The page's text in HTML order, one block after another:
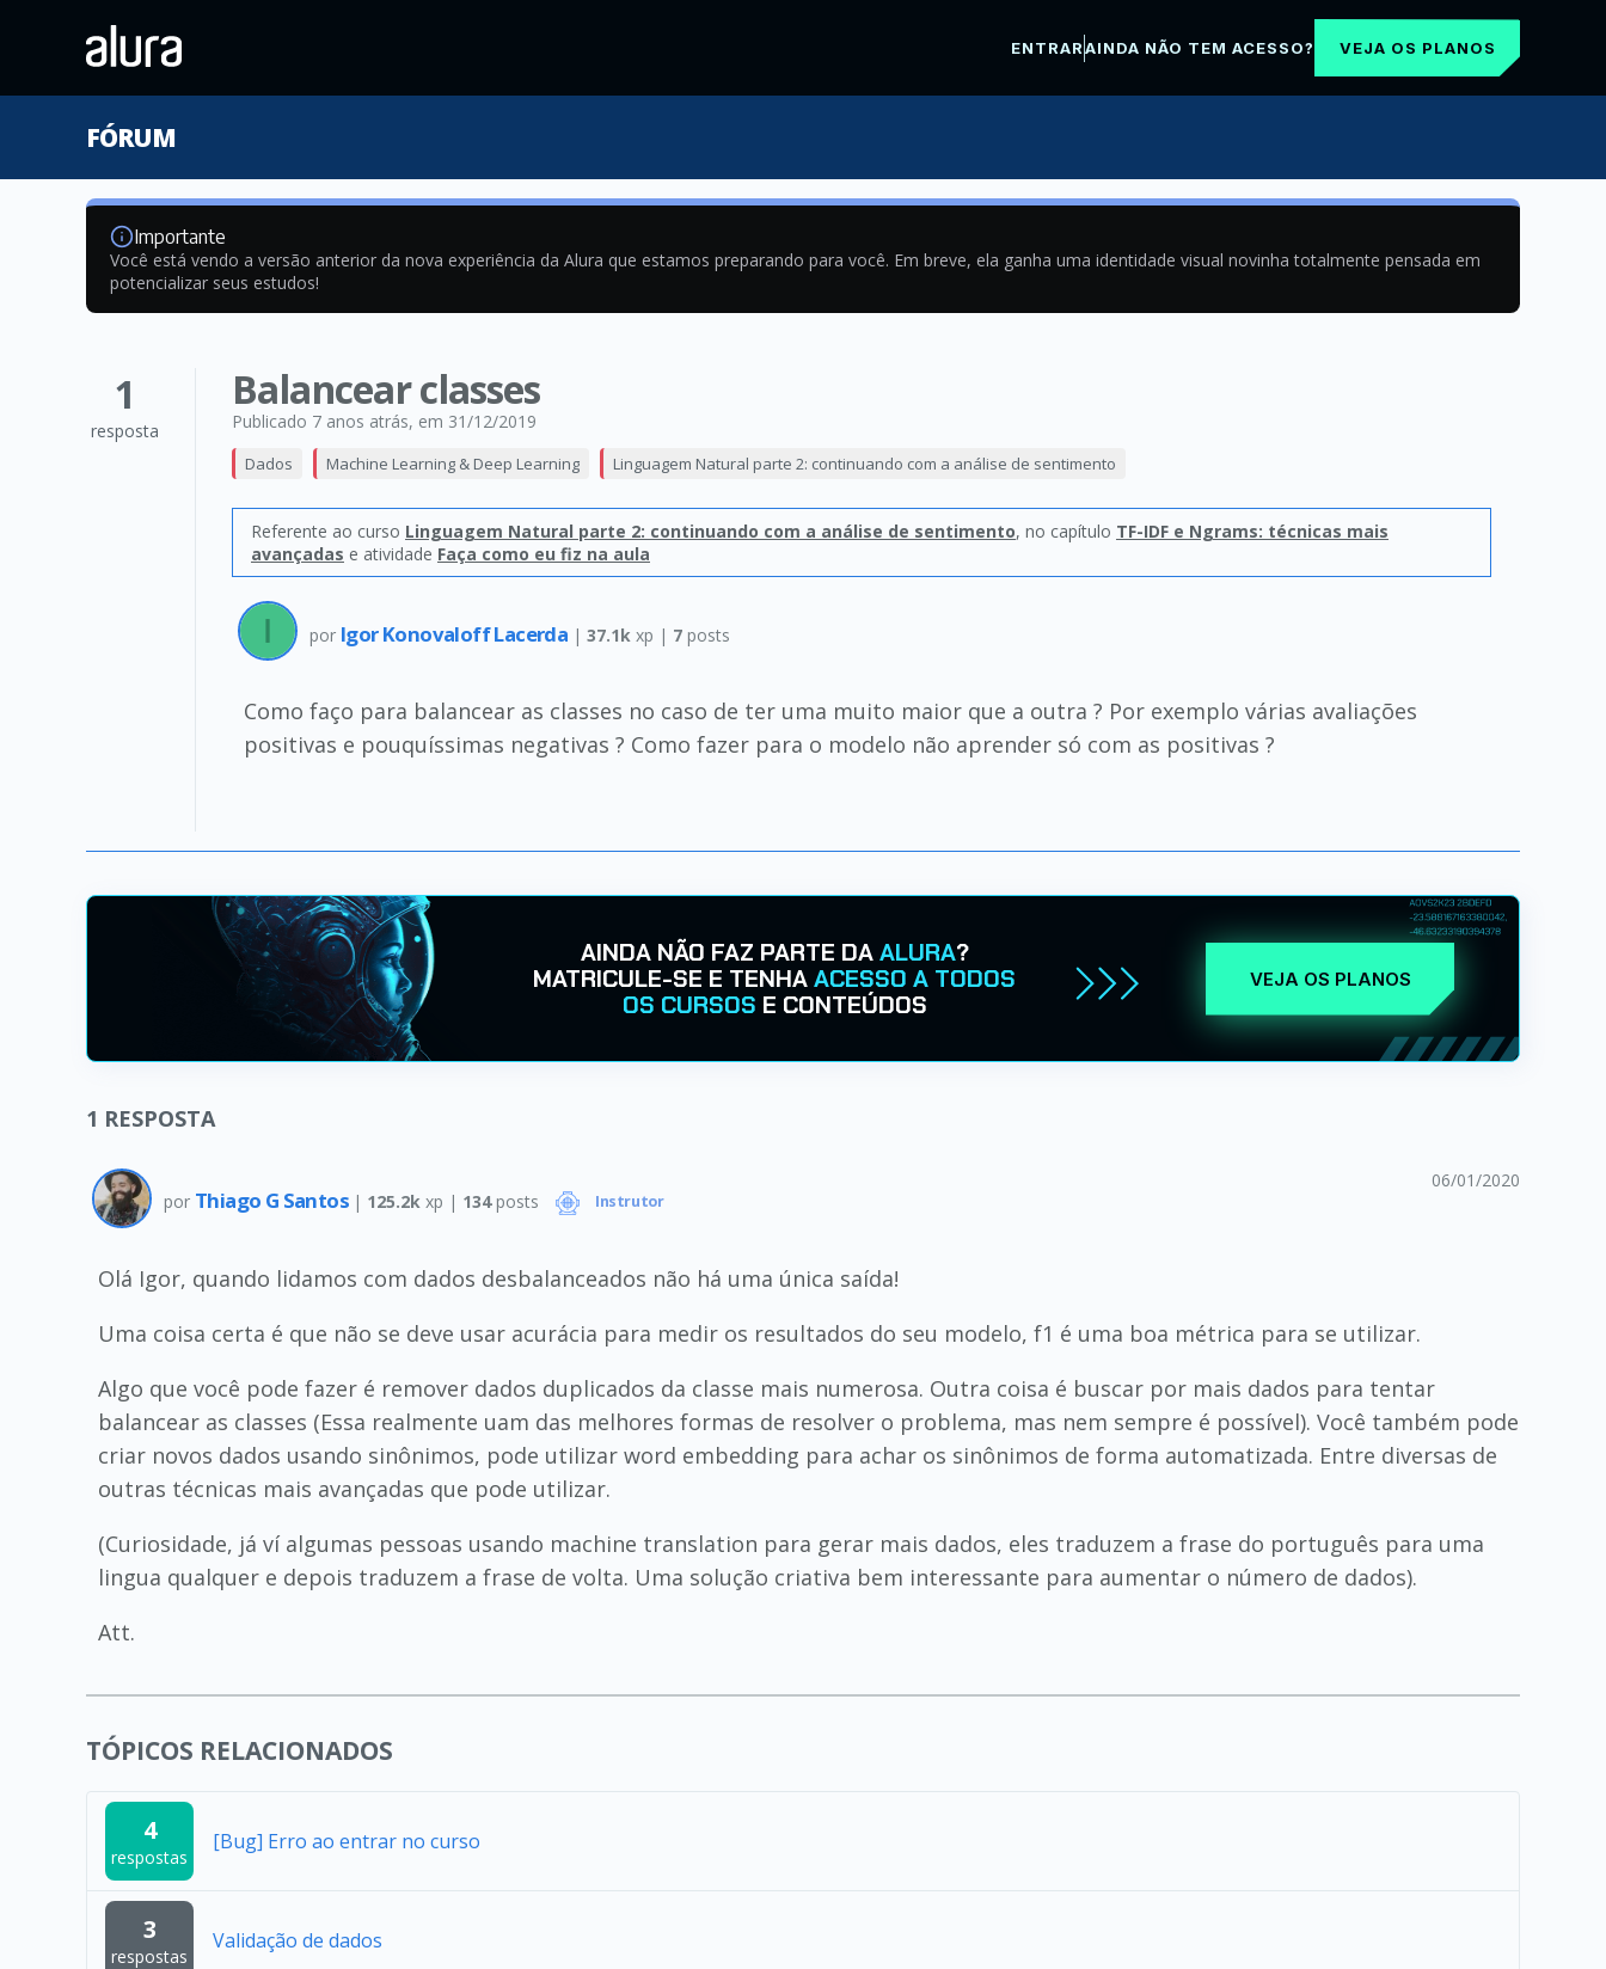
ENTRARAINDA NÃO TEM ACESSO? VEJA OS PLANOS
FÓRUM
Importante
Você está vendo a versão anterior da nova experiência da Alura que estamos preparando para você. Em breve, ela ganha uma identidade visual novinha totalmente pensada em
potencializar seus estudos!
1
resposta
Balancear classes
Publicado 7 anos atrás, em 31/12/2019
Dados Machine Learning & Deep Learning Linguagem Natural parte 2: continuando com a análise de sentimento
Referente ao curso Linguagem Natural parte 2: continuando com a análise de sentimento, no capítulo TF-IDF e Ngrams: técnicas mais
avançadas e atividade Faça como eu fiz na aula
por Igor Konovaloff Lacerda | 37.1k xp | 7posts
Como faço para balancear as classes no caso de ter uma muito maior que a outra ? Por exemplo várias avaliações
positivas e pouquíssimas negativas ? Como fazer para o modelo não aprender só com as positivas ?
AINDA NÃO FAZ PARTE DAALURA?
MATRICULE-SE E TENHAACESSO A TODOS
OS CURSOS E CONTEÚDOS
VEJA OS PLANOS
1 RESPOSTA
por Thiago G Santos | 125.2k xp | 134posts Instrutor
06/01/2020
Olá Igor, quando lidamos com dados desbalanceados não há uma única saída!
Uma coisa certa é que não se deve usar acurácia para medir os resultados do seu modelo, f1 é uma boa métrica para se utilizar.
Algo que você pode fazer é remover dados duplicados da classe mais numerosa. Outra coisa é buscar por mais dados para tentar
balancear as classes (Essa realmente uam das melhores formas de resolver o problema, mas nem sempre é possível). Você também pode
criar novos dados usando sinônimos, pode utilizar word embedding para achar os sinônimos de forma automatizada. Entre diversas de
outras técnicas mais avançadas que pode utilizar.
(Curiosidade, já ví algumas pessoas usando machine translation para gerar mais dados, eles traduzem a frase do português para uma
lingua qualquer e depois traduzem a frase de volta. Uma solução criativa bem interessante para aumentar o número de dados).
Att.
TÓPICOS RELACIONADOS
4
respostas
[Bug] Erro ao entrar no curso
3
respostas
Validação de dados